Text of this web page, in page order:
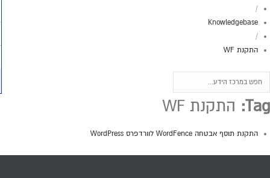
/
Knowledgebase
/
התקנת WF
Tag: התקנת WF
התקנת תוסף אבטחה WordFence לוורדפרס WordPress